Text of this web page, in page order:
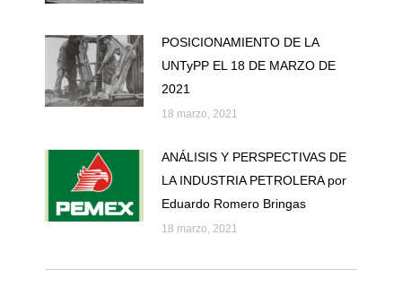
POSICIONAMIENTO DE LA
UNTyPP EL 18 DE MARZO DE
2021
18 marzo, 2021
ANÁLISIS Y PERSPECTIVAS DE
LA INDUSTRIA PETROLERA por
Eduardo Romero Bringas
18 marzo, 2021